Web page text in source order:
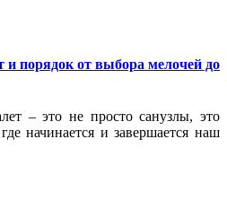
и порядок от выбора мелочей до
– это не просто санузлы, это
начинается и завершается наш